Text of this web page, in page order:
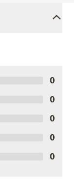
0
0
0
0
0